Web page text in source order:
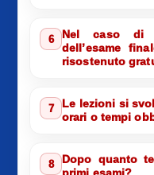
6
Nel caso di
dell’esame
risostenuto
7
Le lezioni si
orari o tempi
8
Dopo quanto